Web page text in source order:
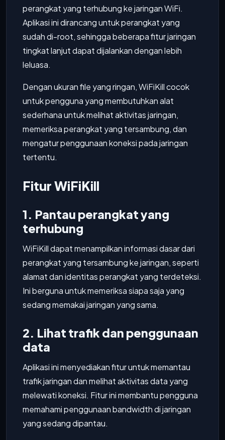
perangkat yang terhubung ke jaringan WiFi.
Aplikasi ini dirancang untuk perangkat yang
sudah di-root, sehingga beberapa fitur jaringan
tingkat lanjut dapat dijalankan dengan lebih
leluasa.
Dengan ukuran file yang ringan, WiFiKill cocok
untuk pengguna yang membutuhkan alat
sederhana untuk melihat aktivitas jaringan,
memeriksa perangkat yang tersambung, dan
mengatur penggunaan koneksi pada jaringan
tertentu.
Fitur WiFiKill
1. Pantau perangkat yang
terhubung
WiFiKill dapat menampilkan informasi dasar dari
perangkat yang tersambung ke jaringan, seperti
alamat dan identitas perangkat yang terdeteksi.
Ini berguna untuk memeriksa siapa saja yang
sedang memakai jaringan yang sama.
2. Lihat trafik dan penggunaan
data
Aplikasi ini menyediakan fitur untuk memantau
trafik jaringan dan melihat aktivitas data yang
melewati koneksi. Fitur ini membantu pengguna
memahami penggunaan bandwidth di jaringan
yang sedang dipantau.